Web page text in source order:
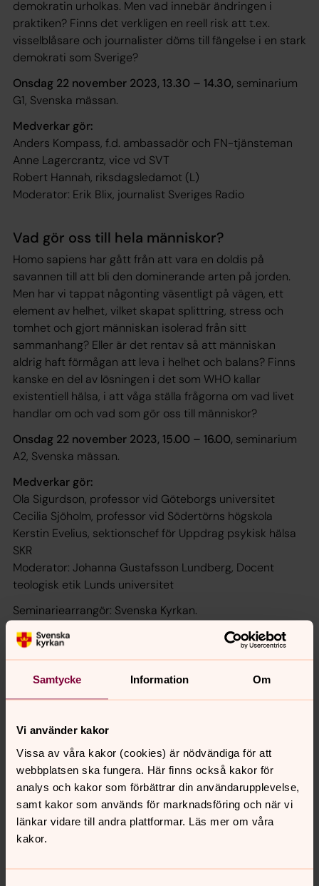
Samtycke Information Om
Vi använder kakor
Vissa av våra kakor (cookies) är nödvändiga för att
webbplatsen ska fungera. Här finns också kakor för
analys och kakor som förbättrar din användarupplevelse,
samt kakor som används för marknadsföring och när vi
länkar vidare till andra plattformar. Läs mer om våra
kakor.
demokratin urholkas. Men vad innebär ändringen i
praktiken? Finns det verkligen en reell risk att t.ex.
visselblåsare och journalister döms till fängelse i en stark
demokrati som Sverige?
Onsdag 22 november 2023, 13.30 – 14.30, seminarium
G1, Svenska mässan.
Medverkar gör:
Anders Kompass, f.d. ambassadör och FN-tjänsteman
Anne Lagercrantz, vice vd SVT
Robert Hannah, riksdagsledamot (L)
Moderator: Erik Blix, journalist Sveriges Radio
Vad gör oss till hela människor?
Homo sapiens har gått från att vara en doldis på
savannen till att bli den dominerande arten på jorden.
Men har vi tappat någonting väsentligt på vägen, ett
element av helhet, vilket skapat splittring, stress och
tomhet och gjort människan isolerad från sitt
sammanhang? Eller är det rentav så att människan
aldrig haft förmågan att leva i helhet och balans? Finns
kanske en del av lösningen i det som WHO kallar
existentiell hälsa, i att våga ställa frågorna om vad livet
handlar om och vad som gör oss till människor?
Onsdag 22 november 2023, 15.00 – 16.00, seminarium
A2, Svenska mässan.
Medverkar gör:
Ola Sigurdson, professor vid Göteborgs universitet
Cecilia Sjöholm, professor vid Södertörns högskola
Kerstin Evelius, sektionschef för Uppdrag psykisk hälsa
SKR
Moderator: Johanna Gustafsson Lundberg, Docent
teologisk etik Lunds universitet
Seminariearrangör: Svenska Kyrkan.
Ledarskap som tar ditt lag till seger
skapa en positiv och stöttande miljö för att övervinna
utmaningar och nå sin fulla potential. Som ledare måste
man hantera en variation av personligheter,
färdighetsnivåer och spelarroller inom laget. Vilka
kommunikationsstrategier behövs för att inspirera och
motivera sina teammedlemmar? Hur skapar man en
positiv lagkultur som stimulerar tillväxt och prestation?
Lyssna till en ledare som når framgång med ibland lite